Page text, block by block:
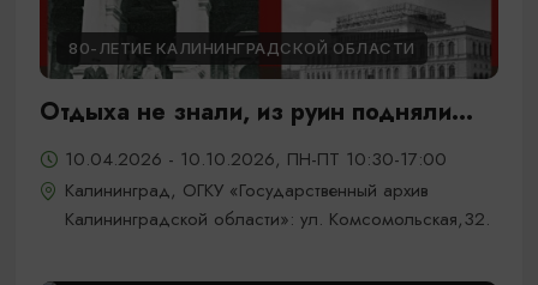
80-ЛЕТИЕ КАЛИНИНГРАДСКОЙ ОБЛАСТИ
Отдыха не знали, из руин подняли...
10.04.2026 - 10.10.2026, ПН-ПТ 10:30-17:00
Калининград, ОГКУ «Государственный архив
Калининградской области»: ул. Комсомольская,32.